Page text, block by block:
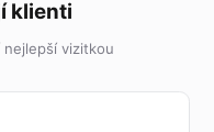
klienti
nejlepší vizitkou